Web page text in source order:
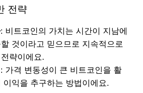
전략
: 비트코인의 가치는 시간이 지남에
것이라고 믿으므로 지속적으로
략이에요.
: 가격 변동성이 큰 비트코인을 활
이익을 추구하는 방법이에요.